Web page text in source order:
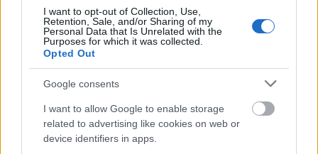
I want to opt-out of Collection, Use,
Retention, Sale, and/or Sharing of my
Personal Data that Is Unrelated with the
Purposes for which it was collected.
Opted Out
Google consents
I want to allow Google to enable storage
related to advertising like cookies on web or
device identifiers in apps.
Hegyes Berci az átalakulásáról:
„Rengeteg ember lesz, akinél ez
kiveri a biztosítékot”